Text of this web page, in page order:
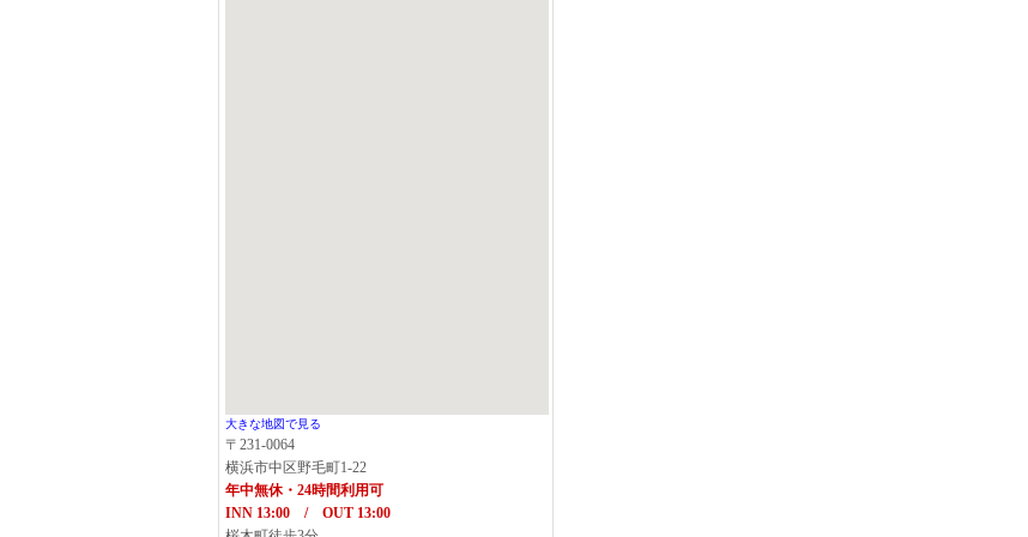
大きな地図で見る
〒231-0064
横浜市中区野毛町1-22
年中無休・24時間利用可
INN 13:00 / OUT 13:00